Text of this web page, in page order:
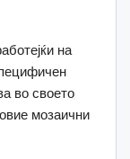
на
во своето
мозаични